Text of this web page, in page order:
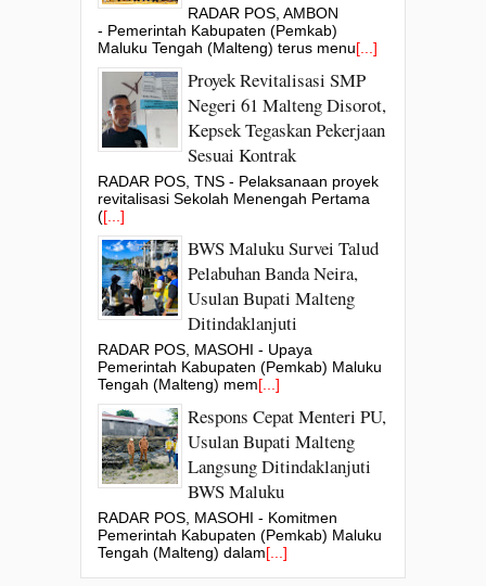
RADAR POS, AMBON
- Pemerintah Kabupaten (Pemkab)
Maluku Tengah (Malteng) terus menu[...]
Proyek Revitalisasi SMP
Negeri 61 Malteng Disorot,
Kepsek Tegaskan Pekerjaan
Sesuai Kontrak
RADAR POS, TNS - Pelaksanaan proyek
revitalisasi Sekolah Menengah Pertama
([...]
BWS Maluku Survei Talud
Pelabuhan Banda Neira,
Usulan Bupati Malteng
Ditindaklanjuti
RADAR POS, MASOHI - Upaya
Pemerintah Kabupaten (Pemkab) Maluku
Tengah (Malteng) mem[...]
Respons Cepat Menteri PU,
Usulan Bupati Malteng
Langsung Ditindaklanjuti
BWS Maluku
RADAR POS, MASOHI - Komitmen
Pemerintah Kabupaten (Pemkab) Maluku
Tengah (Malteng) dalam[...]